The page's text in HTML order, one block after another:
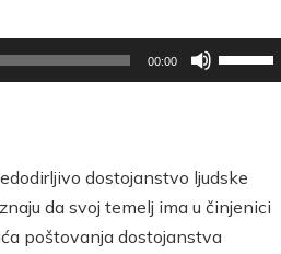
00:00
tipke
Gore/
kako
dostojanstvo ljudske
da svoj temelj ima u činjenici
poštovanja dostojanstva